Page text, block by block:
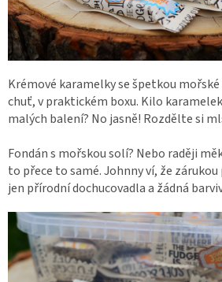
Krémové karamelky se špetkou
chuť, v praktickém boxu. Kilo
malých balení? No jasně! Rozdělte si
Fondán s mořskou solí? Nebo raději
to přece to samé. Johnny ví, že
jen přírodní dochucovadla a žádná